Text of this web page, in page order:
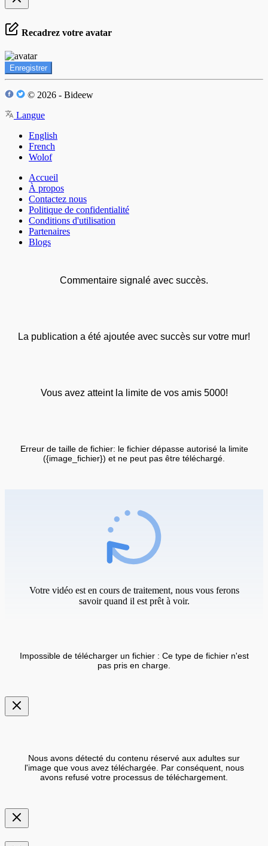
Recadrez votre avatar
Enregistrer
© 2026 - Bideew
Langue
English
French
Wolof
Accueil
À propos
Contactez nous
Politique de confidentialité
Conditions d'utilisation
Partenaires
Blogs
Commentaire signalé avec succès.
La publication a été ajoutée avec succès sur votre mur!
Vous avez atteint la limite de vos amis 5000!
Erreur de taille de fichier: le fichier dépasse autorisé la limite
({image_fichier}) et ne peut pas être téléchargé.
Votre vidéo est en cours de traitement, nous vous ferons
savoir quand il est prêt à voir.
Impossible de télécharger un fichier : Ce type de fichier n'est
pas pris en charge.
Nous avons détecté du contenu réservé aux adultes sur
l'image que vous avez téléchargée. Par conséquent, nous
avons refusé votre processus de téléchargement.